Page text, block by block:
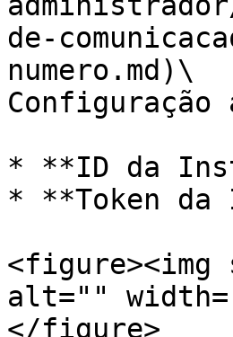
de-
numero.md)\
* **ID da
* **Token
<figure><img
alt=""
</figure>